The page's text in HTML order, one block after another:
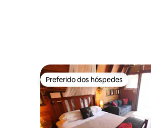
Preferido dos hóspedes
Preferido dos hóspedes